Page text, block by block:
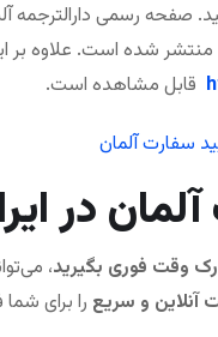
صفحه رسمی دارالترجمه
منتشر شده است. علاوه بر
قابل مشاهده است.
سفارت آلمان
در
وقت فوری بگیرید،
آنلاین و سریع را برای